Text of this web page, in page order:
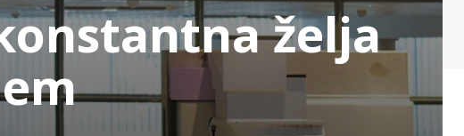
želja